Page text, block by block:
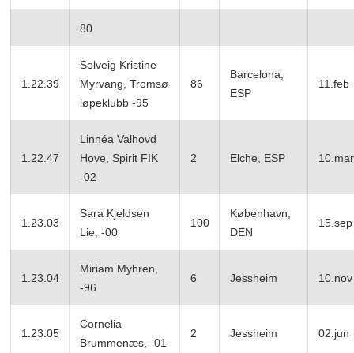
80
1.22.39
Solveig Kristine
Myrvang, Tromsø
løpeklubb -95
86
Barcelona,
ESP
11.feb
1.22.47
Linnéa Valhovd
Hove, Spirit FIK
-02
2 Elche, ESP 10.mar
1.23.03
Sara Kjeldsen
Lie, -00
100
København,
DEN
15.sep
1.23.04
Miriam Myhren,
-96
6 Jessheim 10.nov
1.23.05
Cornelia
Brummenæs, -01
2 Jessheim 02.jun